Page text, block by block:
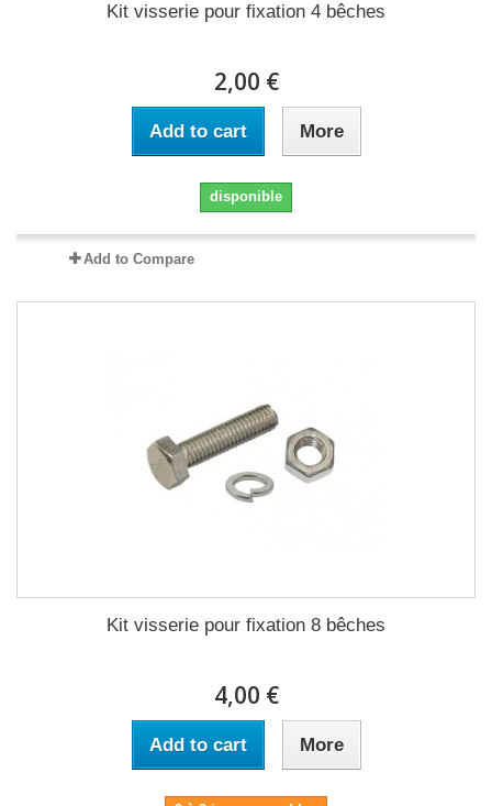
Kit visserie pour fixation 4 bêches
2,00 €
Add to cart More
disponible
Add to Compare
Kit visserie pour fixation 8 bêches
4,00 €
Add to cart More